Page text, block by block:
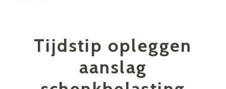
Tijdstip opleggen
aanslag